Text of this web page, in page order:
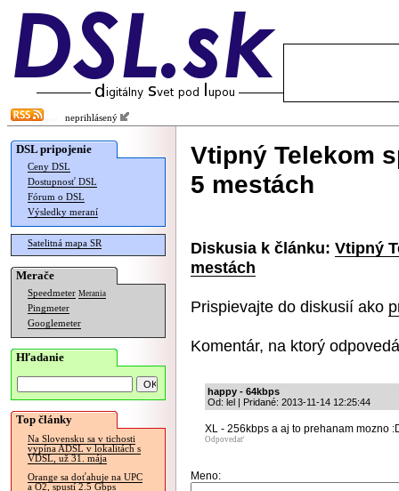
neprihlásený
DSL pripojenie
Ceny DSL
Dostupnosť DSL
Fórum o DSL
Výsledky meraní
Satelitná mapa SR
Merače
Speedmeter Merania
Pingmeter
Googlemeter
Hľadanie
Top články
Na Slovensku sa v tichosti
vypína ADSL v lokalitách s
VDSL, už 31. mája
Orange sa doťahuje na UPC
a O2, spustí 2.5 Gbps
Vtipný Telekom
5 mestách
Diskusia k článku: Vtipný
mestách
Prispievajte do diskusií ako
Komentár, na ktorý
happy - 64kbps
Od: lel | Pridané: 2013-11-14 12:25:44
XL - 256kbps a aj to prehanam mozno
Odpovedať
Meno: